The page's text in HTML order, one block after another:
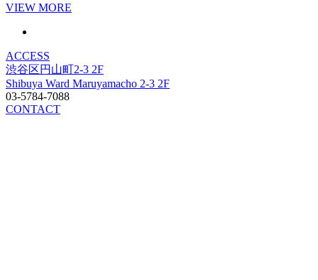
VIEW MORE
ACCESS
渋谷区円山町2-3 2F
Shibuya Ward Maruyamacho 2-3 2F
03-5784-7088
CONTACT